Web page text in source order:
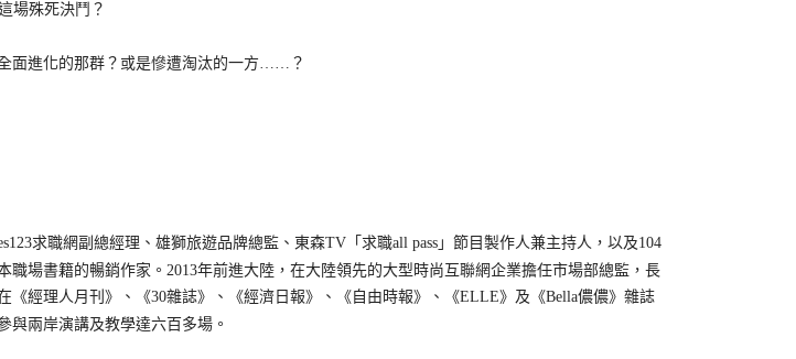
殊死決鬥？
進化的那群？或是慘遭淘汰的一方……？
求職網副總經理、雄獅旅遊品牌總監、東森TV「求職all pass」節目製作人兼主持人，以及104
職場書籍的暢銷作家。2013年前進大陸，在大陸領先的大型時尚互聯網企業擔任市場部總監，長
《經理人月刊》、《30雜誌》、《經濟日報》、《自由時報》、《ELLE》及《Bella儂儂》雜誌
與兩岸演講及教學達六百多場。